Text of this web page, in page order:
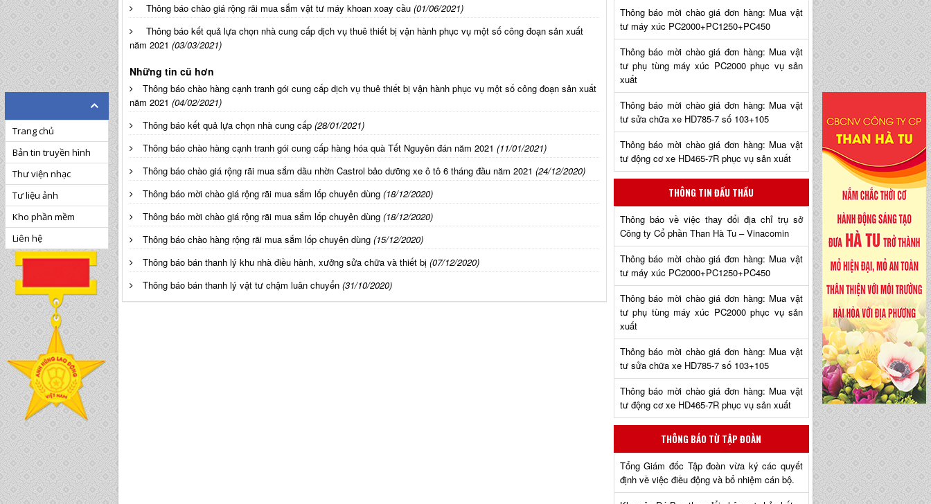
Thông báo chào giá rộng rãi mua sắm vật tư máy khoan xoay cầu (01/06/2021)
Thông báo kết quả lựa chọn nhà cung cấp dịch vụ thuê thiết bị vận hành phục vụ một số công đoạn sản xuất
năm 2021 (03/03/2021)
Những tin cũ hơn
Thông báo chào hàng cạnh tranh gói cung cấp dịch vụ thuê thiết bị vận hành phục vụ một số công đoạn sản xuất
năm 2021 (04/02/2021)
Thông báo kết quả lựa chọn nhà cung cấp (28/01/2021)
Thông báo chào hàng cạnh tranh gói cung cấp hàng hóa quà Tết Nguyên đán năm 2021 (11/01/2021)
Thông báo chào giá rộng rãi mua sắm dầu nhờn Castrol bảo dưỡng xe ô tô 6 tháng đầu năm 2021 (24/12/2020)
Thông báo mời chào giá rộng rãi mua sắm lốp chuyên dùng (18/12/2020)
Thông báo mời chào giá rộng rãi mua sắm lốp chuyên dùng (18/12/2020)
Thông báo chào hàng rộng rãi mua sắm lốp chuyên dùng (15/12/2020)
Thông báo bán thanh lý khu nhà điều hành, xưởng sửa chữa và thiết bị (07/12/2020)
Thông báo bán thanh lý vật tư chậm luân chuyển (31/10/2020)
Thông báo mời chào giá đơn hàng: Mua vật
tư máy xúc PC2000+PC1250+PC450
Thông báo mời chào giá đơn hàng: Mua vật
tư phụ tùng máy xúc PC2000 phục vụ sản
xuất
Thông báo mời chào giá đơn hàng: Mua vật
tư sửa chữa xe HD785-7 số 103+105
Thông báo mời chào giá đơn hàng: Mua vật
tư động cơ xe HD465-7R phục vụ sản xuất
THÔNG TIN ĐẤU THẦU
Thông báo về việc thay đổi địa chỉ trụ sở
Công ty Cổ phần Than Hà Tu – Vinacomin
Thông báo mời chào giá đơn hàng: Mua vật
tư máy xúc PC2000+PC1250+PC450
Thông báo mời chào giá đơn hàng: Mua vật
tư phụ tùng máy xúc PC2000 phục vụ sản
xuất
Thông báo mời chào giá đơn hàng: Mua vật
tư sửa chữa xe HD785-7 số 103+105
Thông báo mời chào giá đơn hàng: Mua vật
tư động cơ xe HD465-7R phục vụ sản xuất
THÔNG BÁO TỪ TẬP ĐOÀN
Tổng Giám đốc Tập đoàn vừa ký các quyết
định về việc điều động và bổ nhiệm cán bộ.
Trang chủ
Bản tin truyền hình
Thư viện nhạc
Tư liệu ảnh
Kho phần mềm
Liên hệ